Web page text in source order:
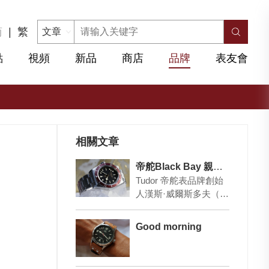
| 繁
視頻 新品 商店 品牌 表友會
相關文章
帝舵Black Bay 親民可靠
Tudor 帝舵表品牌創始
人漢斯·威爾斯多夫（H
Good morning